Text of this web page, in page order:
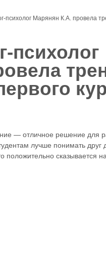
психолог Марянян К.А. провела
психолог
— отличное решение для
лучше понимать друг
положительно сказывается